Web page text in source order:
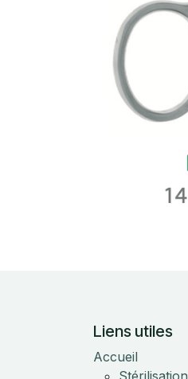
Liens utiles
Accueil
Stérilisation